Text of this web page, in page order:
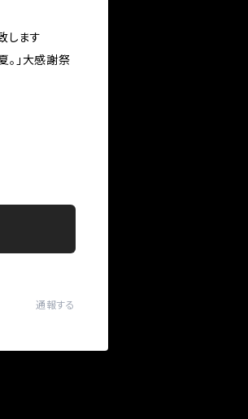
します
」大感謝祭
通報する